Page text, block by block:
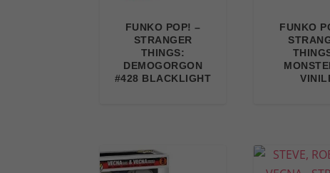
FUNKO POP! –
STRANGER
THINGS:
DEMOGORGON
#428 BLACKLIGHT
FUNKO